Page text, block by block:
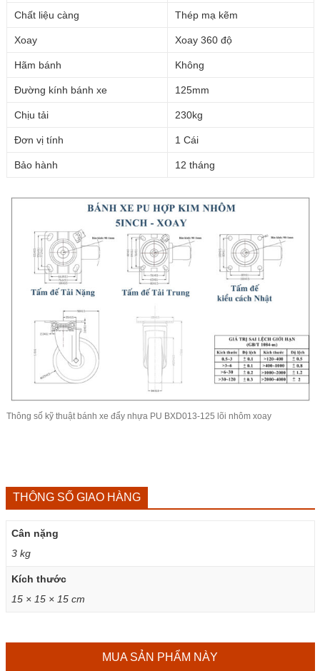
Chất liệu càng Thép mạ kẽm
Xoay Xoay 360 độ
Hãm bánh Không
Đường kính bánh xe 125mm
Chịu tải 230kg
Đơn vị tính 1 Cái
Bảo hành 12 tháng
Thông số kỹ thuật bánh xe đẩynhựa PU BXD013-125 lõi nhôm xoay
THÔNG SỐ GIAO HÀNG
Cân nặng
3 kg
Kích thước
15 × 15 × 15 cm
MUA SẢN PHẨM NÀY